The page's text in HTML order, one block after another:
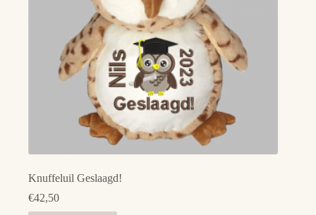
Knuffeluil Geslaagd!
€42,50